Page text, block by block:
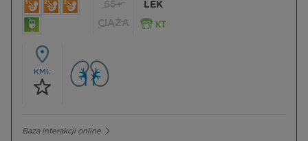
65+
CIĄŻA
LEK
KML
Baza interakcji online